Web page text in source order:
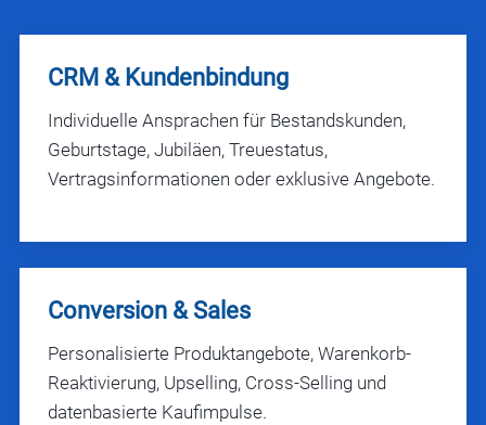
CRM & Kundenbindung
Individuelle Ansprachen für Bestandskunden,
Geburtstage, Jubiläen, Treuestatus,
Vertragsinformationen oder exklusive Angebote.
Conversion & Sales
Personalisierte Produktangebote, Warenkorb-
Reaktivierung, Upselling, Cross-Selling und
datenbasierte Kaufimpulse.